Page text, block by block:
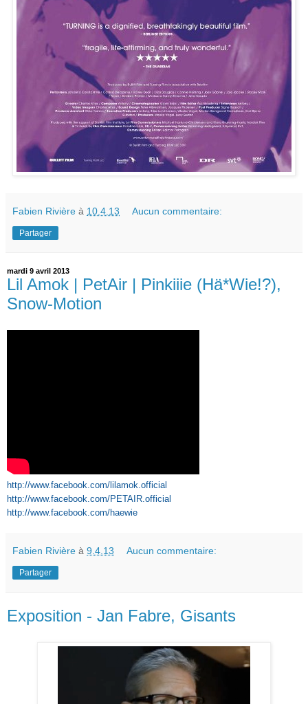
Fabien Rivière à 10.4.13 Aucun commentaire:
Partager
mardi 9 avril 2013
Lil Amok | PetAir | Pinkiiie (Hä*Wie!?),
Snow-Motion
http://www.facebook.com/lilamok.official
http://www.facebook.com/PETAIR.official
http://www.facebook.com/haewie
Fabien Rivière à 9.4.13 Aucun commentaire:
Partager
Exposition - Jan Fabre, Gisants